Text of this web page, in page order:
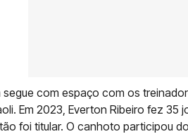
com espaço com os
Em 2023, Everton Ribeiro fez
foi titular. O canhoto participou